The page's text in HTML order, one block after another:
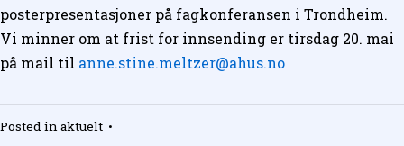
posterpresentasjoner på fagkonferansen i Trondheim.
Vi minner om at frist for innsending er tirsdag 20. mai
på mail til anne.stine.meltzer@ahus.no
Posted inaktuelt •